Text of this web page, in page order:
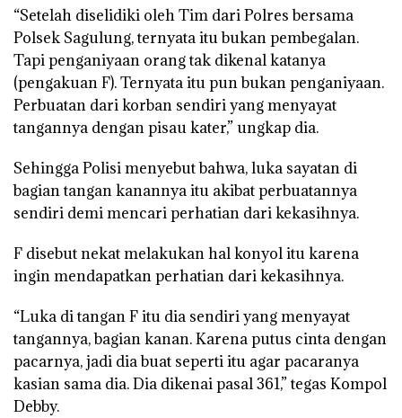
“Setelah diselidiki oleh Tim dari Polres bersama
Polsek Sagulung, ternyata itu bukan pembegalan.
Tapi penganiyaan orang tak dikenal katanya
(pengakuan F). Ternyata itu pun bukan penganiyaan.
Perbuatan dari korban sendiri yang menyayat
tangannya dengan pisau kater,” ungkap dia.
Sehingga Polisi menyebut bahwa, luka sayatan di
bagian tangan kanannya itu akibat perbuatannya
sendiri demi mencari perhatian dari kekasihnya.
F disebut nekat melakukan hal konyol itu karena
ingin mendapatkan perhatian dari kekasihnya.
“Luka di tangan F itu dia sendiri yang menyayat
tangannya, bagian kanan. Karena putus cinta dengan
pacarnya, jadi dia buat seperti itu agar pacaranya
kasian sama dia. Dia dikenai pasal 361,” tegas Kompol
Debby.